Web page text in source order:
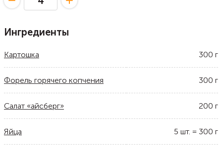
Ингредиенты
Картошка 300 г
Форель горячего копчения 300 г
Салат «айсберг» 200 г
Яйца 5 шт. = 300 г